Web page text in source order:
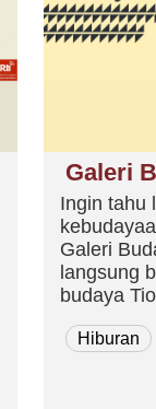
Galeri
Ingin tahu
Galeri
langsung
budaya
Hiburan